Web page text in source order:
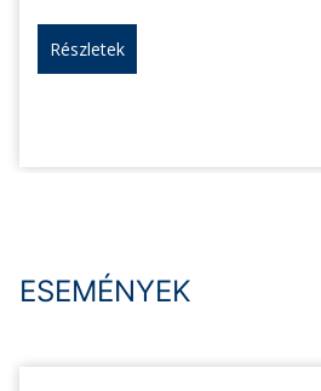
Részletek
ESEMÉNYEK